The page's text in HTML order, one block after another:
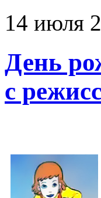
14 июля
День
с